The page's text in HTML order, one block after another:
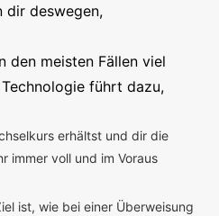
dir deswegen,
den meisten Fällen viel
führt dazu,
erhältst und dir die
immer voll und im Voraus
ist, wie bei einer Überweisung